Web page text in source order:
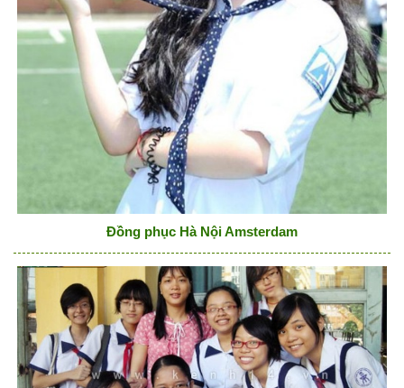
Đồng phục Hà Nội Amsterdam